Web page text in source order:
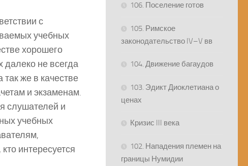
с
учебных
хорошего
далеко не всегда
же в качестве
и экзаменам.
слушателей и
учебных
интересуется
106. Поселение готов
105. Римское
законодательство IV–V вв
104. Движение багаудов
103. Эдикт Диоклетиана о
ценах
Кризис III века
102. Нападения племен на
границы Нумидии